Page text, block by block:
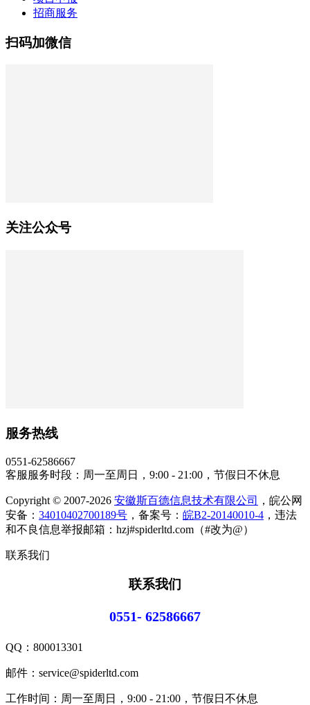
招商服务
扫码加微信
关注公众号
服务热线
0551-62586667
客服服务时段：周一至周日，9:00 - 21:00，节假日不休息
Copyright © 2007-2026 安徽斯百德信息技术有限公司
，皖公网
安备： 34010402700189号 ，备案号： 皖B2-20140010-4 ，违法
和不良信息举报邮箱：hzj#spiderltd.com（#改为@）
联系我们
联系我们
0551- 62586667
QQ： 800013301
邮件：service@spiderltd.com
工作时间：周一至周日，9:00 - 21:00，节假日不休息